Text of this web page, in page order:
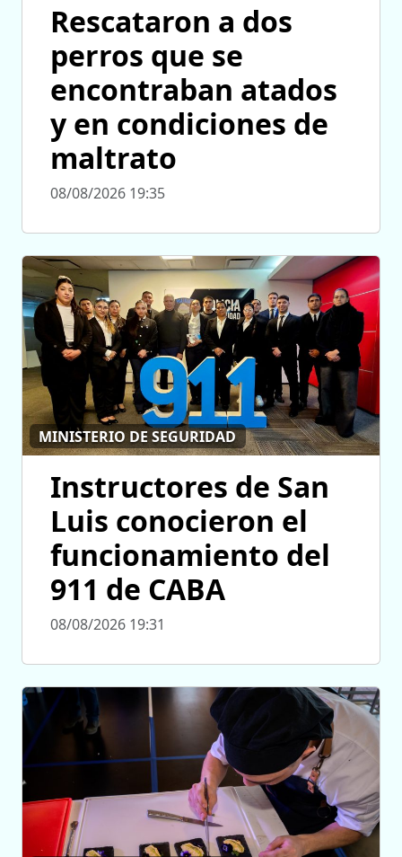
Rescataron a dos
perros que se
encontraban atados
y en condiciones de
maltrato
08/08/2026 19:35
MINISTERIO DE SEGURIDAD
Instructores de San
Luis conocieron el
funcionamiento del
911 de CABA
08/08/2026 19:31